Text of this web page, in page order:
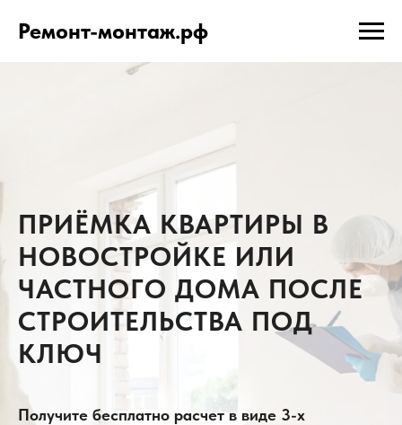
Ремонт-монтаж.рф
ПРИЁМКА КВАРТИРЫ В
НОВОСТРОЙКЕ ИЛИ
ЧАСТНОГО ДОМА ПОСЛЕ
СТРОИТЕЛЬСТВА ПОД
КЛЮЧ
Получите бесплатно расчет в виде 3-х